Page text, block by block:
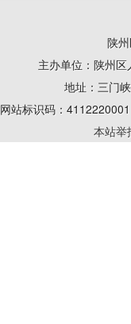
陕
主办单位：陕州
地址：三门
网站标识码：
本站举